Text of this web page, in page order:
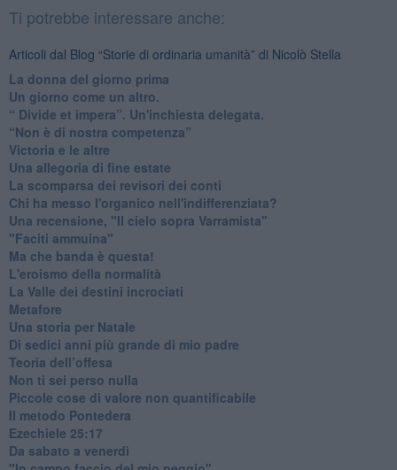
Ti potrebbe interessare anche:
Articoli dal Blog “Storie di ordinaria umanità” di Nicolò Stella
​La donna del giorno prima
​Un giorno come un altro.
​“ Divide et impera”. Un'inchiesta delegata.
“Non è di nostra competenza”
​Victoria e le altre
Una allegoria di fine estate
La scomparsa dei revisori dei conti
Chi ha messo l'organico nell'indifferenziata?
Una recensione, "Il cielo sopra Varramista"
​"Faciti ammuina"
Ma che banda è questa!
L'eroismo della normalità
​La Valle dei destini incrociati
Metafore
​Una storia per Natale
​Di sedici anni più grande di mio padre
Teoria dell’offesa
​Non ti sei perso nulla
​Piccole cose di valore non quantificabile
​Il metodo Pontedera
​Ezechiele 25:17
Da sabato a venerdì